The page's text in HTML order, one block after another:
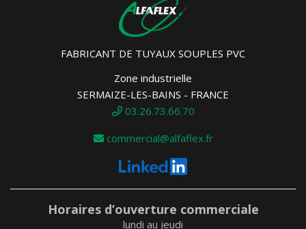
FABRICANT DE TUYAUX SOUPLES PVC
Zone industrielle
SERMAIZE-LES-BAINS - FRANCE
03.26.73.66.70
commercial@alfaflex.fr
Horaires d’ouverture commerciale
lundi au jeudi